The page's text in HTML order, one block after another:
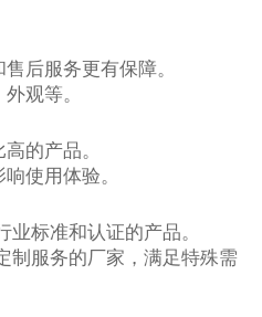
后服务更有保障。
观等。
的产品。
使用体验。
业标准和认证的产品。
制服务的厂家，满足特殊需